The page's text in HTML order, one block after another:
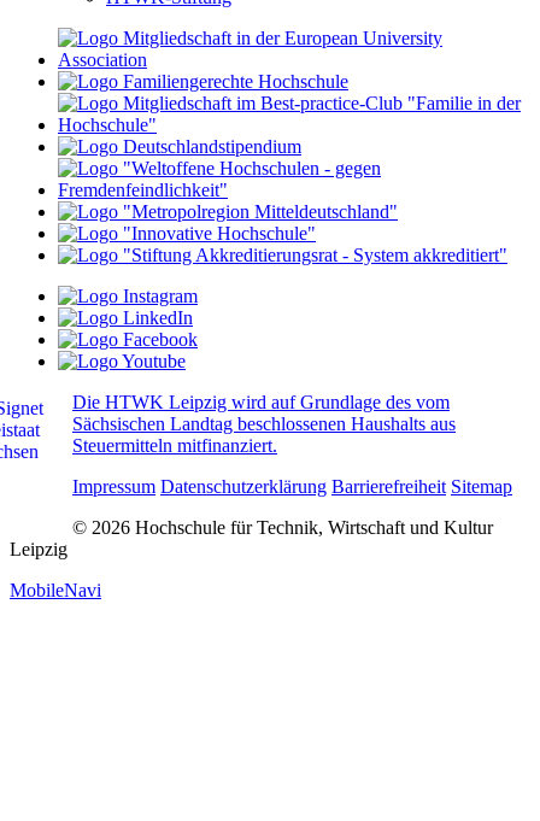
Die HTWK Leipzig wird auf Grundlage des vom
Sächsischen Landtag beschlossenen Haushalts aus
Steuermitteln mitfinanziert.
Impressum Datenschutzerklärung Barrierefreiheit Sitemap
© 2026 Hochschule für Technik, Wirtschaft und Kultur
Leipzig
MobileNavi